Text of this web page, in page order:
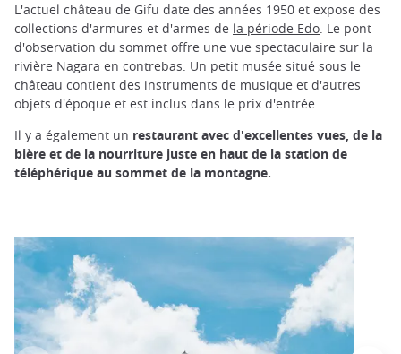
L'actuel château de Gifu date des années 1950 et expose des
collections d'armures et d'armes de la période Edo. Le pont
d'observation du sommet offre une vue spectaculaire sur la
rivière Nagara en contrebas. Un petit musée situé sous le
château contient des instruments de musique et d'autres
objets d'époque et est inclus dans le prix d'entrée.
Il y a également un restaurant avec d'excellentes vues, de la
bière et de la nourriture juste en haut de la station de
téléphérique au sommet de la montagne.